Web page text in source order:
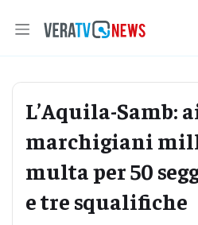
L’Aquila-Samb:
marchigiani
multa per 50
e tre squalifiche